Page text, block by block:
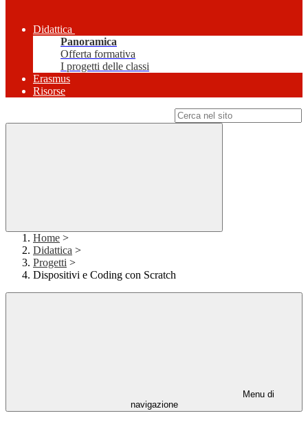
Didattica
Panoramica
Offerta formativa
I progetti delle classi
Erasmus
Risorse
Home >
Didattica >
Progetti >
Dispositivi e Coding con Scratch
Menu di
navigazione